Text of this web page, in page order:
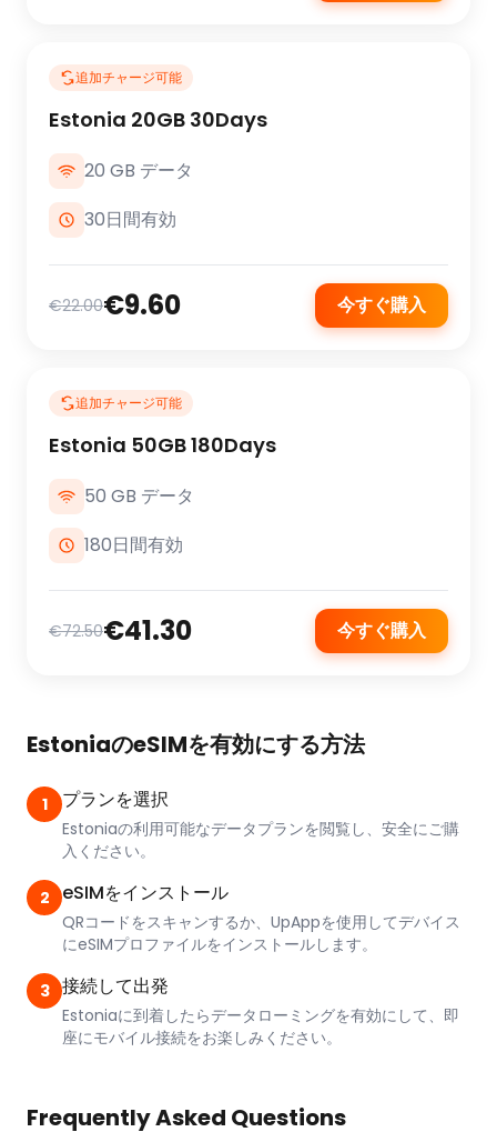
追加チャージ可能
Estonia 20GB 30Days
20 GB データ
30日間有効
€22.00€9.60 今すぐ購入
追加チャージ可能
Estonia 50GB 180Days
50 GB データ
180日間有効
€72.50€41.30 今すぐ購入
EstoniaのeSIMを有効にする方法
1 プランを選択
Estoniaの利用可能なデータプランを閲覧し、安全にご購
入ください。
2 eSIMをインストール
QRコードをスキャンするか、UpAppを使用してデバイス
にeSIMプロファイルをインストールします。
3 接続して出発
Estoniaに到着したらデータローミングを有効にして、即
座にモバイル接続をお楽しみください。
Frequently Asked Questions